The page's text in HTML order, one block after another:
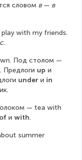
словом в — в
with my friends.
c.
Под столом —
up и
under и in
— tea with
of и with.
summer